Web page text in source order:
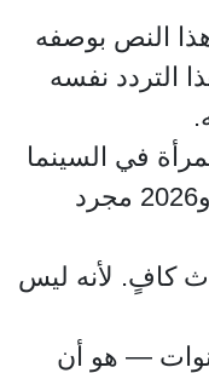
النص بوصفه
التردد نفسه
في السينما
والمسرح العربيين بين 2000 و2026 مجرد
كافٍ. لأنه ليس
— هو أن